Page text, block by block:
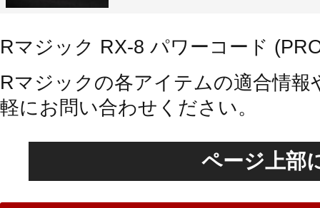
Rマジック RX-8 パワーコード
Rマジックの各アイテムの適合情報
軽にお問い合わせください。
ページ上部